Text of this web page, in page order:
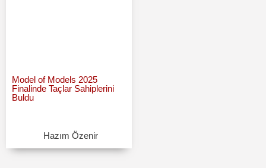
Model of Models 2025
Finalinde Taçlar Sahiplerini
Buldu
Hazım Özenir